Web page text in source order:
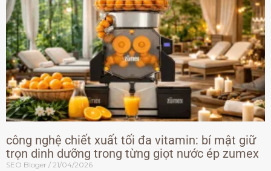
công nghệ chiết xuất tối đa vitamin: bí mật giữ
trọn dinh dưỡng trong từng giọt nước ép zumex
SEO Bloger 21/04/2026